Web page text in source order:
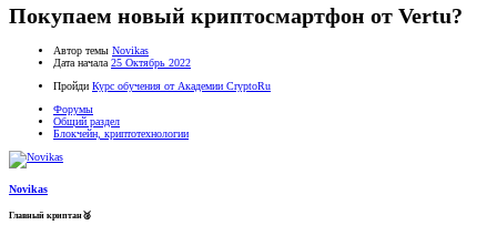
Покупаем новый криптосмартфон от Vertu?
Автор темы Novikas
Дата начала 25 Октябрь 2022
Пройди Курс обучения от Академии CryptoRu
Форумы
Общий раздел
Блокчейн, криптотехнологии
Novikas
Главный криптан🥈